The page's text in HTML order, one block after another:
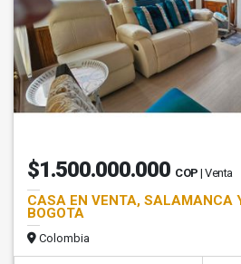
$1.500.000.000 COP | Venta
CASA EN VENTA, SALAMANCA
BOGOTA
Colombia